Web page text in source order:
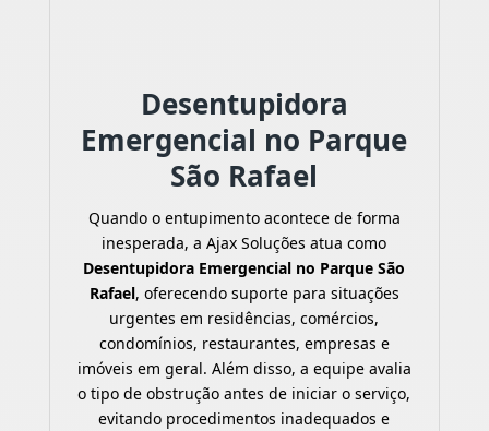
Desentupidora
Emergencial no Parque
São Rafael
Quando o entupimento acontece de forma
inesperada, a Ajax Soluções atua como
Desentupidora Emergencial no Parque São
Rafael, oferecendo suporte para situações
urgentes em residências, comércios,
condomínios, restaurantes, empresas e
imóveis em geral. Além disso, a equipe avalia
o tipo de obstrução antes de iniciar o serviço,
evitando procedimentos inadequados e